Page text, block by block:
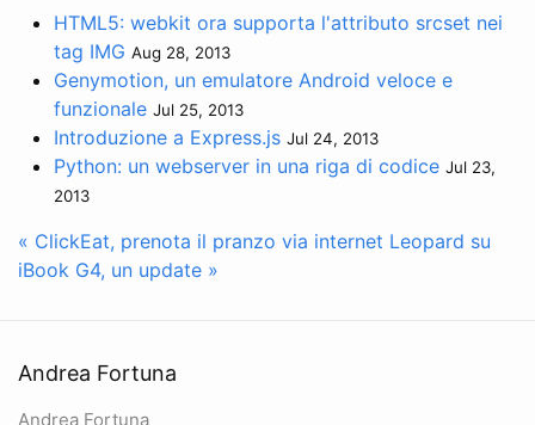
HTML5: webkit ora supporta l'attributo srcset nei
tag IMG Aug 28, 2013
Genymotion, un emulatore Android veloce e
funzionale Jul 25, 2013
Introduzione a Express.js Jul 24, 2013
Python: un webserver in una riga di codice Jul 23,
2013
« ClickEat, prenota il pranzo via internet Leopard su
iBook G4, un update »
Andrea Fortuna
Andrea Fortuna